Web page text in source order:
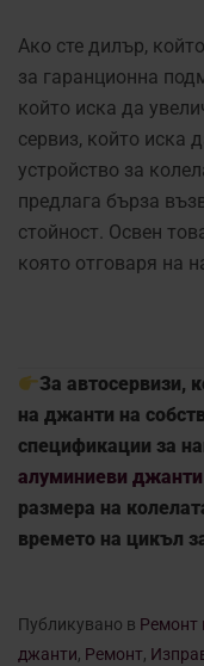
Ако сте дилър,
за гаранционна
който иска да
сервиз, който иска
устройство за
предлага бърза
стойност. Освен
която отговаря на
За автосервизи,
на джанти на
спецификации за
алуминиеви джанти
размера на
времето на цикъл
Публикувано в Ремонт
джанти, Ремонт,